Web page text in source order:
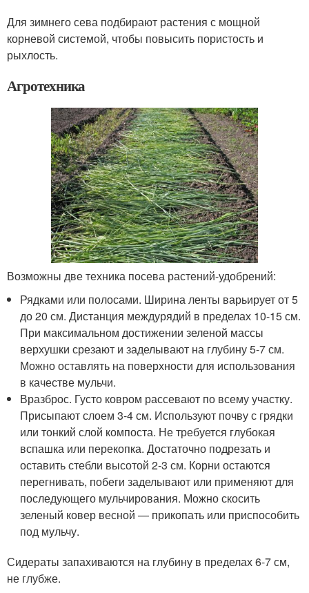
Для зимнего сева подбирают растения с мощной
корневой системой, чтобы повысить пористость и
рыхлость.
Агротехника
Возможны две техника посева растений-удобрений:
Рядками или полосами. Ширина ленты варьирует от 5
до 20 см. Дистанция междурядий в пределах 10-15 см.
При максимальном достижении зеленой массы
верхушки срезают и заделывают на глубину 5-7 см.
Можно оставлять на поверхности для использования
в качестве мульчи.
Вразброс. Густо ковром рассевают по всему участку.
Присыпают слоем 3-4 см. Используют почву с грядки
или тонкий слой компоста. Не требуется глубокая
вспашка или перекопка. Достаточно подрезать и
оставить стебли высотой 2-3 см. Корни остаются
перегнивать, побеги заделывают или применяют для
последующего мульчирования. Можно скосить
зеленый ковер весной — прикопать или приспособить
под мульчу.
Сидераты запахиваются на глубину в пределах 6-7 см,
не глубже.